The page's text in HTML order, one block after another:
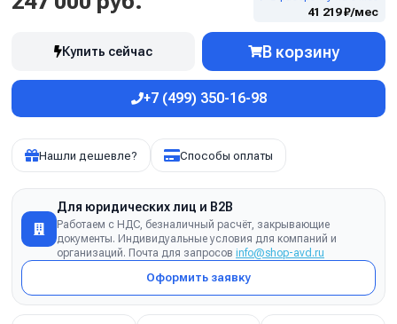
41 219 ₽/мес
Купить сейчас В корзину
+7 (499) 350-16-98
Нашли дешевле? Способы оплаты
Для юридических лиц и B2B
Работаем с НДС, безналичный расчёт, закрывающие
документы. Индивидуальные условия для компаний и
организаций. Почта для запросов info@shop-avd.ru
Оформить заявку